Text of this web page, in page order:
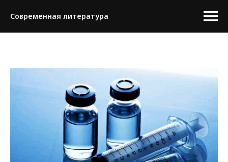
Современная литература